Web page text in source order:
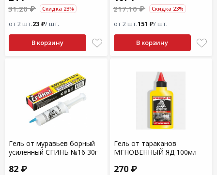
31.20 ₽ Скидка 23%
от 2 шт.23 ₽/ шт.
В корзину
217.10 ₽ Скидка 23%
от 2 шт.151 ₽/ шт.
В корзину
Гель от муравьев борный
усиленный СГИНЬ №16 30г
82 ₽
Гель от тараканов
МГНОВЕННЫЙ ЯД 100мл
270 ₽